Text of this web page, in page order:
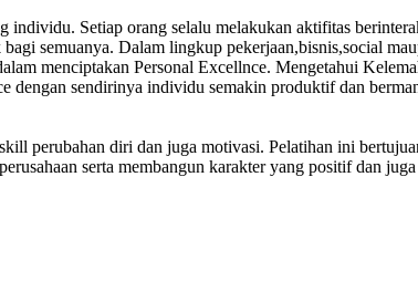
Setiap orang selalu melakukan aktifitas
semuanya. Dalam lingkup pekerjaan,bisnis,social
menciptakan Personal Excellnce. Mengetahui
dengan sendirinya individu semakin produktif dan
perubahan diri dan juga motivasi. Pelatihan ini
serta membangun karakter yang positif dan